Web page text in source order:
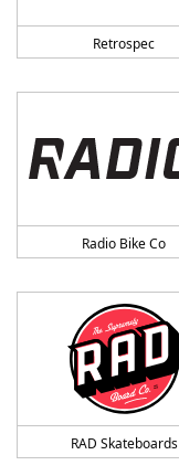
Retrospec
Radio Bike Co
RAD Skateboards